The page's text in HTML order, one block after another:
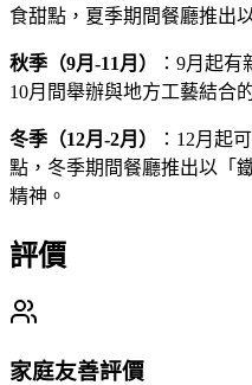
食甜點，夏季期間餐廳推出
秋季（9月-11月）
：9月起有
10月間舉辦與地方工藝結合
冬季（12月-2月）
：12月起
點，冬季期間餐廳推出以「
精神。
評價
家庭友善評價